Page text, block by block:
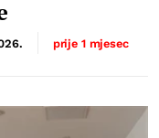
prije 1 mjesec